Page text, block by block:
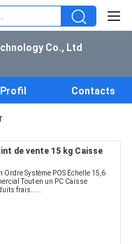
Co., Ltd
Profil Contacts
de vente 15 kg Caisse
Ordre Système POS Échelle 15,6
Tout en un PC Caisse
frais.....